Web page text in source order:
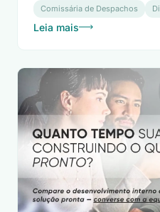
Comissária de Despachos
Leia mais